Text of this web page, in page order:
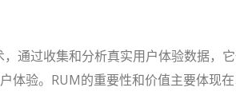
通过收集和分析真实用户体验数据，
验。RUM的重要性和价值主要体现在